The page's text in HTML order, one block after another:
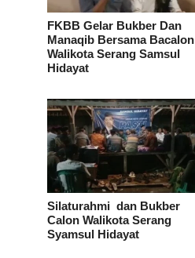
FKBB Gelar Bukber Dan
Manaqib Bersama Bacalon
Walikota Serang Samsul
Hidayat
Silaturahmi dan Bukber
Calon Walikota Serang
Syamsul Hidayat